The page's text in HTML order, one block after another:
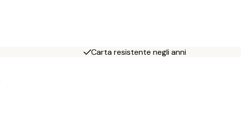
Carta resistente negli anni